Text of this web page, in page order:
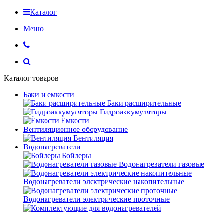
Каталог
Меню
Каталог товаров
Баки и емкости
Баки расширительные
Гидроаккумуляторы
Ёмкости
Вентиляционное оборудование
Вентиляция
Водонагреватели
Бойлеры
Водонагреватели газовые
Водонагреватели электрические накопительные
Водонагреватели электрические проточные